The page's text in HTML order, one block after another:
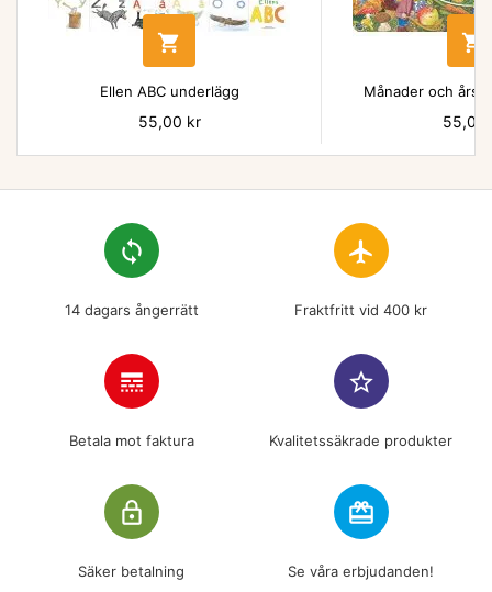

Ellen ABC underlägg
Pris
55,00 kr

Månader och
Pris
55,00
loop
14 dagars ångerrätt
flight
Fraktfritt vid 400 kr
line_style
Betala mot faktura
star_border
Kvalitetssäkrade produkter
lock_outline
Säker betalning
redeem
Se våra erbjudanden!